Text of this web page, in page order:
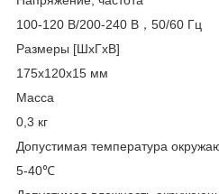
100-120 В/200-240 В，50/60 Гц
Размеры [ШxГxВ]
175x120x15 мм
Масса
0,3 кг
Допустимая температура
5-40℃